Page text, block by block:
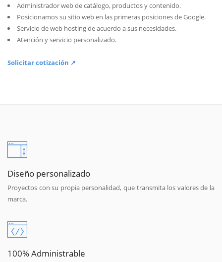
Administrador web de catálogo, productos y contenido.
Posicionamos su sitio web en las primeras posiciones de Google.
Servicio de web hosting de acuerdo a sus necesidades.
Atención y servicio personalizado.
Solicitar cotización ↗
Diseño personalizado
Proyectos con su propia personalidad, que transmita los valores de la
marca.
100% Administrable